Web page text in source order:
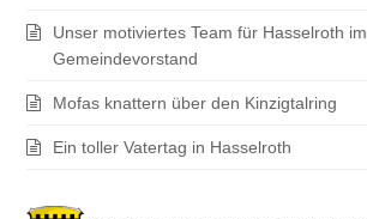
Unser motiviertes Team für Hasselroth im
Gemeindevorstand
Mofas knattern über den Kinzigtalring
Ein toller Vatertag in Hasselroth